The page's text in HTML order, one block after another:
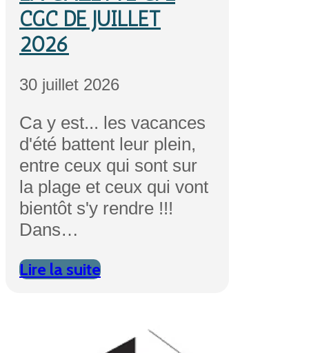
CGC DE JUILLET
2026
30 juillet 2026
Ca y est... les vacances
d'été battent leur plein,
entre ceux qui sont sur
la plage et ceux qui vont
bientôt s'y rendre !!!
Dans…
Lire la suite